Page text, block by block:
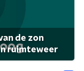
de zon
ruimteweer